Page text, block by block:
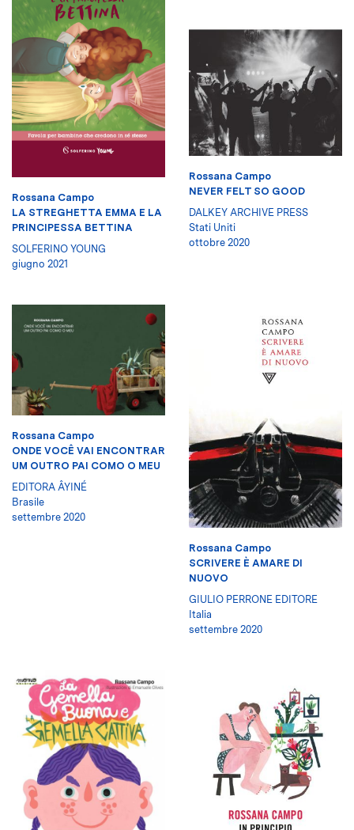
Rossana Campo
LA STREGHETTA EMMA E LA
PRINCIPESSA BETTINA
SOLFERINO YOUNG
giugno 2021
Rossana Campo
NEVER FELT SO GOOD
DALKEY ARCHIVE PRESS
Stati Uniti
ottobre 2020
Rossana Campo
ONDE VOCÊ VAI ENCONTRAR
UM OUTRO PAI COMO O MEU
EDITORA ÂYINÉ
Brasile
settembre 2020
Rossana Campo
SCRIVERE È AMARE DI
NUOVO
GIULIO PERRONE EDITORE
Italia
settembre 2020